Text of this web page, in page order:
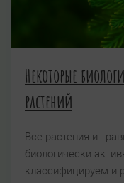
Некоторые
растений
Все растения и
биологически
классифицируем и